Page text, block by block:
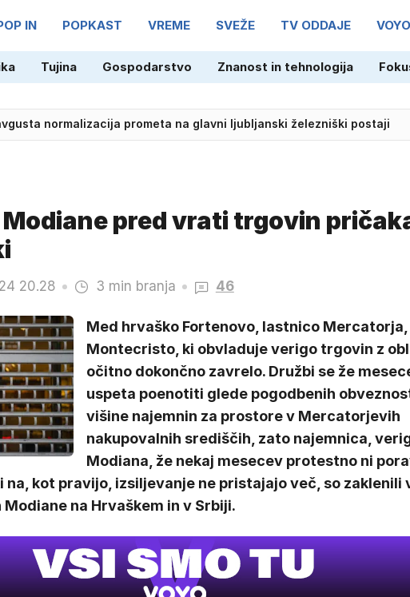
IN POPKAST VREME SVEŽE TV ODDAJE VOYO
Tujina Gospodarstvo Znanost in tehnologija
normalizacija prometa na glavni ljubljanski železniški postaji
pred vrati trgovin
20.28 3 min branja 46
Med hrvaško Fortenovo, lastnico
Montecristo, ki obvladuje verigo trgovin z
očitno dokončno zavrelo. Družbi se že
uspeta poenotiti glede pogodbenih
višine najemnin za prostore v Mercatorjevih
nakupovalnih središčih, zato najemnica,
Modiana, že nekaj mesecev protestno ni
na, kot pravijo, izsiljevanje ne pristajajo več, so zaklenili
na Hrvaškem in v Srbiji.